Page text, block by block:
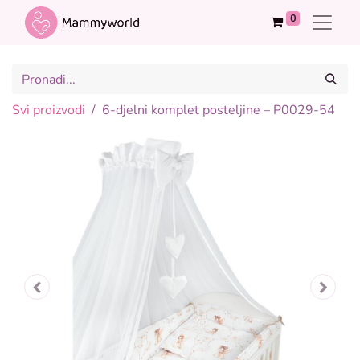
0
Svi proizvodi 6-djelni komplet posteljine – P0029-54